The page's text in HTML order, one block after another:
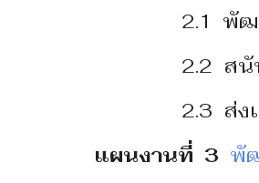
2.1 พัฒ
2.2 สนั
2.3 ส่ง
แผนงานที่ 3 พั